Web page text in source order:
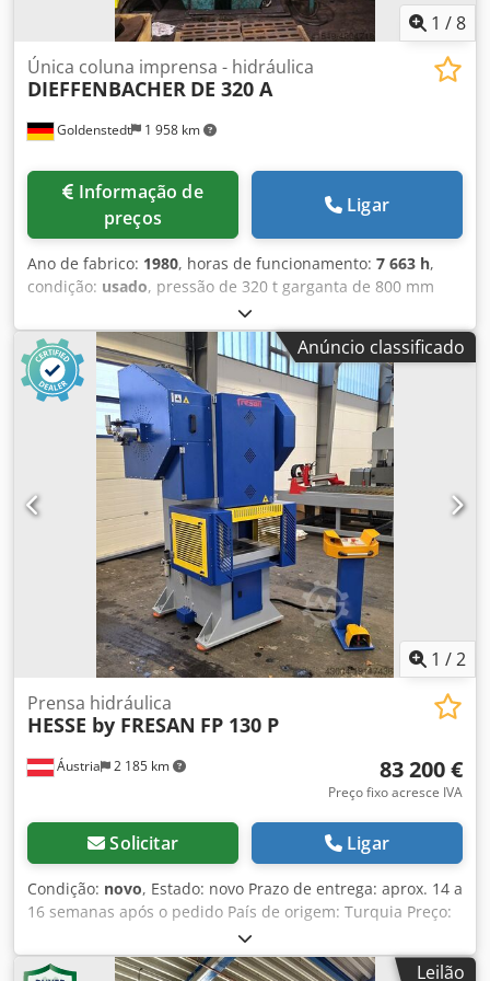
1 /8
Goldenstedt 1 958 km
Única coluna imprensa - hidráulica
DIEFFENBACHER DE 320 A
preços
Ligar
Ano de fabrico: 1980, horas de funcionamento: 7 663 h,
condição: usado, pressão de 320 t garganta de 800 mm
curso 630 mm distância entre mesa / ram max. 1000 mm
memória RAM cabeça dimensão 710 x 600 mm tamanho da
tabela-800 x 1200 mm trabalho altura máx. 1015mm
quantidade de óleo 1100 l Número de trabalho horas 7663
h peso da máquina ca. 15 t dimensões ca. 1600 x 2200 x
4800 mm dimensões do interruptor do armário ca. 1200 x
400 x 1800 mm Teste de função. Durante a execução do
teste é notado que a imprensa de ram Não 100% à prova
de vazamentos. Além disso, o cabo para operação manual
foi emendado diversas vezes. Tampa superior está
desaparecida, desde que esta foi desmantelada pelo
cliente devido ao uso de guindaste. Djdpfjd Ih Nrsx Abzeck
Manual de instruções e elétricos planos disponíveis.
Anúncio classificado
1 /2
Áustria 2 185 km
Prensa hidráulica
HESSE by FRESAN FP 130 P
83 200 €
Preço fixo acresce IVA
Solicitar Ligar
Condição: novo, Estado: novo Prazo de entrega: aprox. 14 a
16 semanas após o pedido País de origem: Turquia Preço:
€83.200 Parcela de leasing: €1.572,48 Força de prensagem:
130 t Força nominal de prensagem a 4,5 mm Comprimento
Leilão